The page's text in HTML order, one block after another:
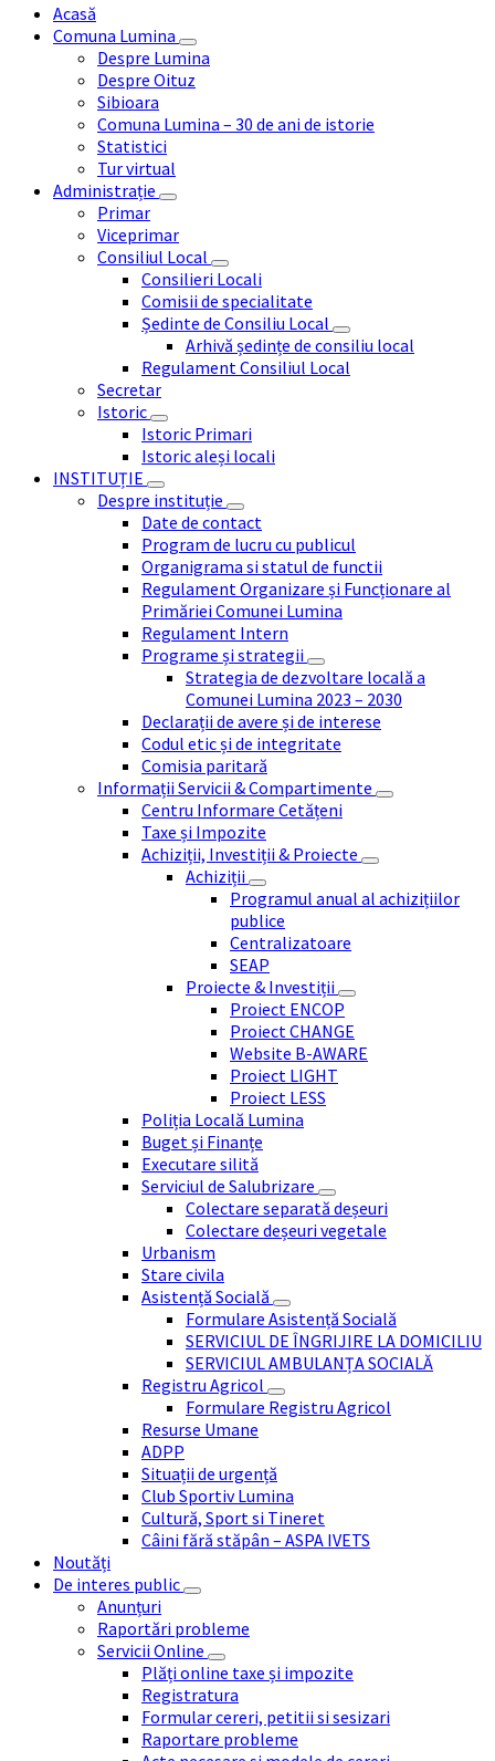
Acasă
Comuna Lumina
Despre Lumina
Despre Oituz
Sibioara
Comuna Lumina – 30 de ani de istorie
Statistici
Tur virtual
Administrație
Primar
Viceprimar
Consiliul Local
Consilieri Locali
Comisii de specialitate
Ședinte de Consiliu Local
Arhivă ședințe de consiliu local
Regulament Consiliul Local
Secretar
Istoric
Istoric Primari
Istoric aleși locali
INSTITUȚIE
Despre instituție
Date de contact
Program de lucru cu publicul
Organigrama si statul de functii
Regulament Organizare și Funcționare al
Primăriei Comunei Lumina
Regulament Intern
Programe și strategii
Strategia de dezvoltare locală a
Comunei Lumina 2023 – 2030
Declarații de avere și de interese
Codul etic și de integritate
Comisia paritară
Informații Servicii & Compartimente
Centru Informare Cetățeni
Taxe și Impozite
Achiziții, Investiții & Proiecte
Achiziții
Programul anual al achizițiilor
publice
Centralizatoare
SEAP
Proiecte & Investiții
Proiect ENCOP
Proiect CHANGE
Website B-AWARE
Proiect LIGHT
Proiect LESS
Poliția Locală Lumina
Buget și Finanțe
Executare silită
Serviciul de Salubrizare
Colectare separată deșeuri
Colectare deșeuri vegetale
Urbanism
Stare civila
Asistență Socială
Formulare Asistență Socială
SERVICIUL DE ÎNGRIJIRE LA DOMICILIU
SERVICIUL AMBULANȚA SOCIALĂ
Registru Agricol
Formulare Registru Agricol
Resurse Umane
ADPP
Situații de urgență
Club Sportiv Lumina
Cultură, Sport si Tineret
Câini fără stăpân – ASPA IVETS
Noutăți
De interes public
Anunțuri
Raportări probleme
Servicii Online
Plăți online taxe și impozite
Registratura
Formular cereri, petitii si sesizari
Raportare probleme